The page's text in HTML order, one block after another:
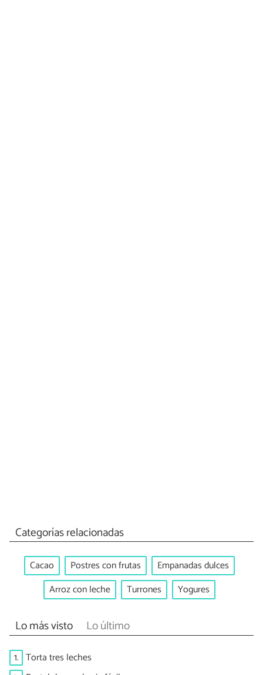
Categorías relacionadas
Cacao Postres con frutas
Empanadas dulces
Arroz con leche
Turrones Yogures
Lo más visto Lo último
1. Torta tres leches